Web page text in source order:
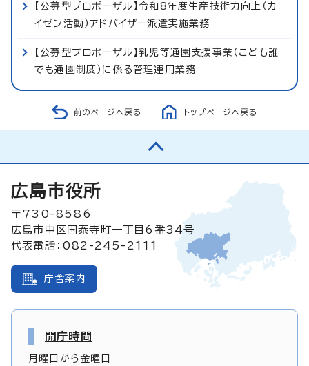
【公募型プロポーザル】令和8年度生産技術力向上（カ
イゼン活動）アドバイザー派遣実施業務
【公募型プロポーザル】乳児等通園支援事業（こども誰
でも通園制度）に係る管理運用業務
前のページへ戻る トップページへ戻る
広島市役所
〒730-8586
広島市中区国泰寺町一丁目6番34号
代表電話：082-245-2111
庁舎案内
開庁時間
月曜日から金曜日